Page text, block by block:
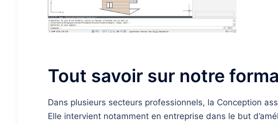
Tout savoir sur notre
Dans plusieurs secteurs professionnels, la Conception
Elle intervient notamment en entreprise dans le but